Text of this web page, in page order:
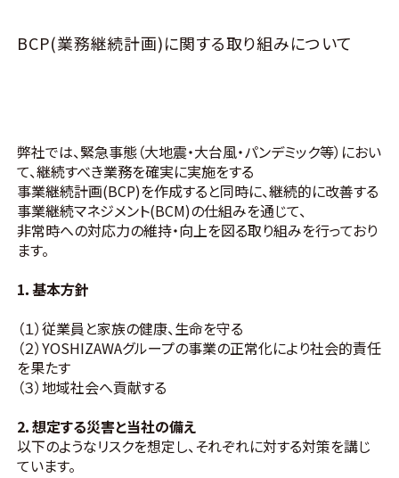
BCP(業務継続計画)に関する取り組みについて
弊社では、緊急事態（大地震・大台風・パンデミック等）におい
て、継続すべき業務を確実に実施をする
事業継続計画(BCP)を作成すると同時に、継続的に改善する
事業継続マネジメント(BCM)の仕組みを通じて、
非常時への対応力の維持・向上を図る取り組みを行っており
ます。
1．基本方針
（１）従業員と家族の健康、生命を守る
（２）YOSHIZAWAグループの事業の正常化により社会的責任
を果たす
（３）地域社会へ貢献する
2．想定する災害と当社の備え
以下のようなリスクを想定し、それぞれに対する対策を講じ
ています。